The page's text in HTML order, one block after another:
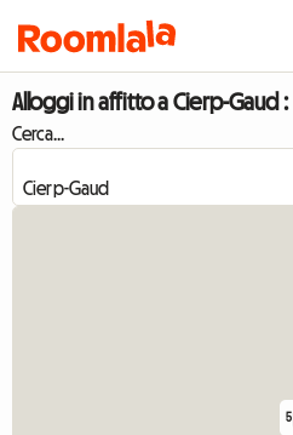
Alloggi in affitto a Cierp-Gaud :
Cerca...
5